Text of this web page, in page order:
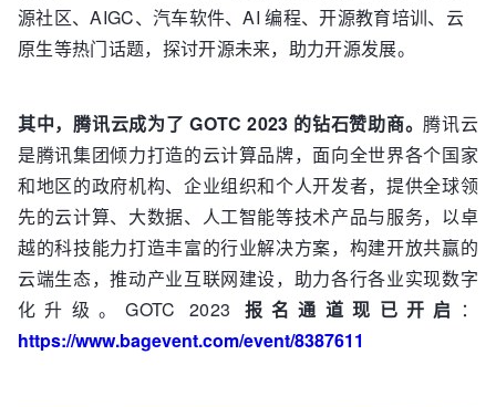
源社区、AIGC、汽车软件、AI 编程、开源教育培训、云
原生等热门话题，探讨开源未来，助力开源发展。
其中，腾讯云成为了 GOTC 2023 的钻石赞助商。腾讯云
是腾讯集团倾力打造的云计算品牌，面向全世界各个国家
和地区的政府机构、企业组织和个人开发者，提供全球领
先的云计算、大数据、人工智能等技术产品与服务，以卓
越的科技能力打造丰富的行业解决方案，构建开放共赢的
云端生态，推动产业互联网建设，助力各行各业实现数字
化升级。GOTC 2023 报名通道现已开启 ：
https://www.bagevent.com/event/8387611